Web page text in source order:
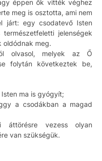
éppen ők vitték véghez
meg is osztotta, ami nem
járt: egy csodatevő Isten
jelenségek
oldódnak meg.
olvasol, melyek az Ő
folytán következtek be,
ma is gyógyít;
a csodákban a magad
áttörésre vezess olyan
van szükségük.